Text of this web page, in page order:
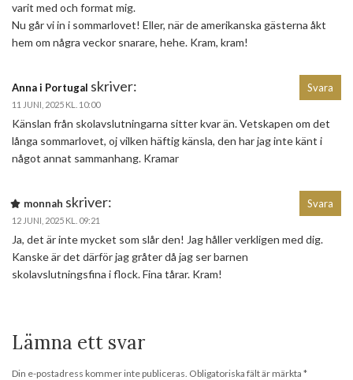
varit med och format mig.
Nu går vi in i sommarlovet! Eller, när de amerikanska gästerna åkt
hem om några veckor snarare, hehe. Kram, kram!
Anna i Portugal skriver:
11 JUNI, 2025 KL. 10:00
Känslan från skolavslutningarna sitter kvar än. Vetskapen om det
långa sommarlovet, oj vilken häftig känsla, den har jag inte känt i
något annat sammanhang. Kramar
Svara
monnah skriver:
12 JUNI, 2025 KL. 09:21
Ja, det är inte mycket som slår den! Jag håller verkligen med dig.
Kanske är det därför jag gråter då jag ser barnen
skolavslutningsfina i flock. Fina tårar. Kram!
Svara
Lämna ett svar
Din e-postadress kommer inte publiceras. Obligatoriska fält är märkta *